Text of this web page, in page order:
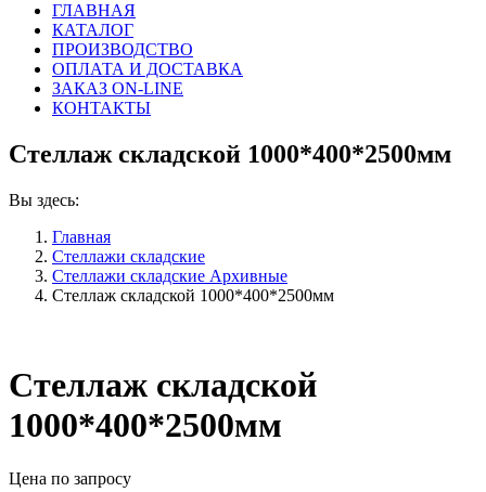
ГЛАВНАЯ
КАТАЛОГ
ПРОИЗВОДСТВО
ОПЛАТА И ДОСТАВКА
ЗАКАЗ ON-LINE
КОНТАКТЫ
Стеллаж складской 1000*400*2500мм
Вы здесь:
Главная
Стеллажи складские
Стеллажи складские Архивные
Стеллаж складской 1000*400*2500мм
Стеллаж складской
1000*400*2500мм
Цена по запросу